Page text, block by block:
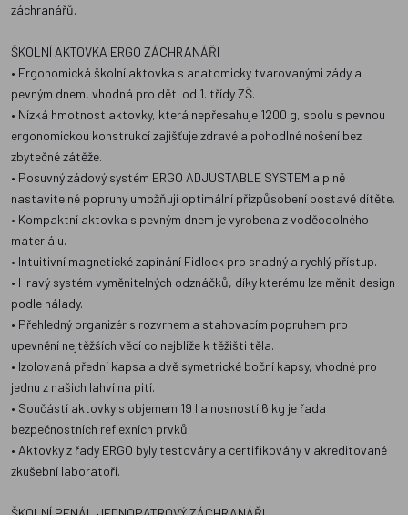
záchranářů.
ŠKOLNÍ AKTOVKA ERGO ZÁCHRANÁŘI
• Ergonomická školní aktovka s anatomicky tvarovanými zády a
pevným dnem, vhodná pro děti od 1. třídy ZŠ.
• Nízká hmotnost aktovky, která nepřesahuje 1200 g, spolu s pevnou
ergonomickou konstrukcí zajišťuje zdravé a pohodlné nošení bez
zbytečné zátěže.
• Posuvný zádový systém ERGO ADJUSTABLE SYSTEM a plně
nastavitelné popruhy umožňují optimální přizpůsobení postavě dítěte.
• Kompaktní aktovka s pevným dnem je vyrobena z voděodolného
materiálu.
• Intuitivní magnetické zapínání Fidlock pro snadný a rychlý přístup.
• Hravý systém vyměnitelných odznáčků, díky kterému lze měnit design
podle nálady.
• Přehledný organizér s rozvrhem a stahovacím popruhem pro
upevnění nejtěžších věcí co nejblíže k těžišti těla.
• Izolovaná přední kapsa a dvě symetrické boční kapsy, vhodné pro
jednu z našich lahví na pití.
• Součástí aktovky s objemem 19 l a nosností 6 kg je řada
bezpečnostních reflexních prvků.
• Aktovky z řady ERGO byly testovány a certifikovány v akreditované
zkušební laboratoři.